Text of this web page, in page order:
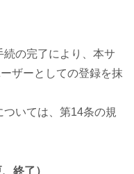
の完了により、本サ
ザーとしての登録を抹
いては、第14条の規
終了）